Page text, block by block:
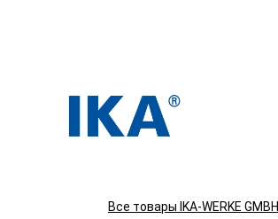
Все товары IKA-WERKE GMBH